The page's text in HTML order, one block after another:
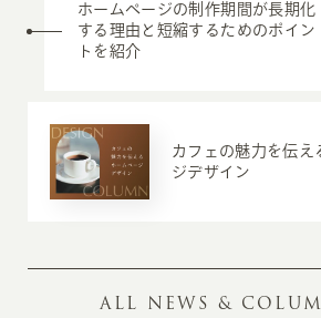
ホームページの制作期間が長期化
する理由と短縮するためのポイン
トを紹介
カフェの魅力を伝え
ジデザイン
ALL NEWS &